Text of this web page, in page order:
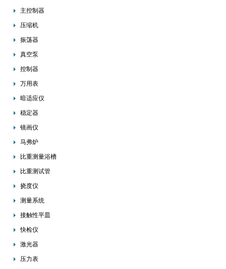
主控制器
压缩机
振荡器
真空泵
控制器
万用表
暗适应仪
稳定器
镜画仪
马弗炉
比重测量浴槽
比重测试管
挠度仪
测量系统
接触性平皿
快检仪
激光器
压力表